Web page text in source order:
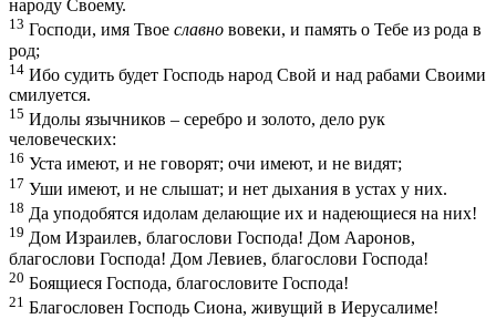
народу Своему.
13 Господи, имя Твое славно вовеки, и память о Тебе из рода в
род;
14 Ибо судить будет Господь народ Свой и над рабами Своими
смилуется.
15 Идолы язычников – серебро и золото, дело рук
человеческих:
16 Уста имеют, и не говорят; очи имеют, и не видят;
17 Уши имеют, и не слышат; и нет дыхания в устах у них.
18 Да уподобятся идолам делающие их и надеющиеся на них!
19 Дом Израилев, благослови Господа! Дом Ааронов,
благослови Господа! Дом Левиев, благослови Господа!
20 Боящиеся Господа, благословите Господа!
21 Благословен Господь Сиона, живущий в Иерусалиме!